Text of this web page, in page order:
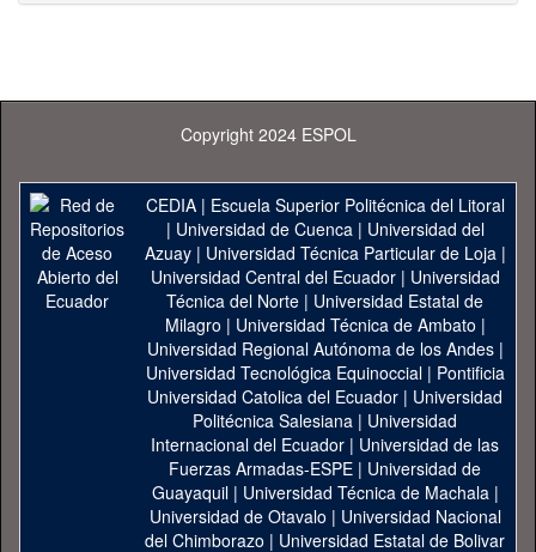
Copyright 2024 ESPOL
CEDIA| Escuela Superior Politécnica del Litoral
| Universidad de Cuenca| Universidad del
Azuay| Universidad Técnica Particular de Loja|
Universidad Central del Ecuador| Universidad
Técnica del Norte | Universidad Estatal de
Milagro | Universidad Técnica de Ambato |
Universidad Regional Autónoma de los Andes|
Universidad Tecnológica Equinoccial| Pontificia
Universidad Catolica del Ecuador | Universidad
Politécnica Salesiana | Universidad
Internacional del Ecuador | Universidad de las
Fuerzas Armadas-ESPE | Universidad de
Guayaquil| Universidad Técnica de Machala|
Universidad de Otavalo | Universidad Nacional
del Chimborazo | Universidad Estatal de Bolivar